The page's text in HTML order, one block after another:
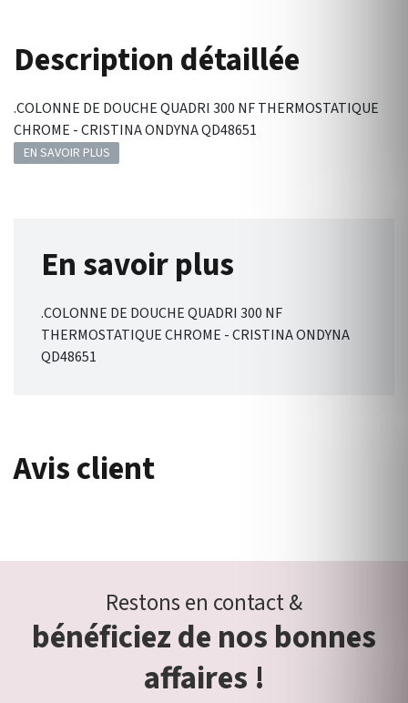
Description détaillée
.COLONNE DE DOUCHE QUADRI 300 NF THERMOSTATIQUE
CHROME - CRISTINA ONDYNA QD48651
EN SAVOIR PLUS
En savoir plus
.COLONNE DE DOUCHE QUADRI 300 NF
THERMOSTATIQUE CHROME - CRISTINA ONDYNA
QD48651
Avis client
Restons en contact &
bénéficiez de nos bonnes
affaires !